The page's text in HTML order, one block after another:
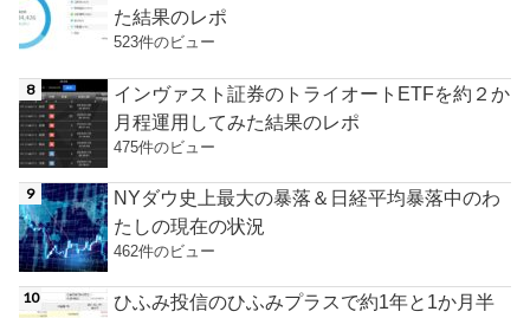
た結果のレポ
523件のビュー
インヴァスト証券のトライオートETFを約２か
月程運用してみた結果のレポ
475件のビュー
NYダウ史上最大の暴落＆日経平均暴落中のわ
たしの現在の状況
462件のビュー
ひふみ投信のひふみプラスで約1年と1か月半